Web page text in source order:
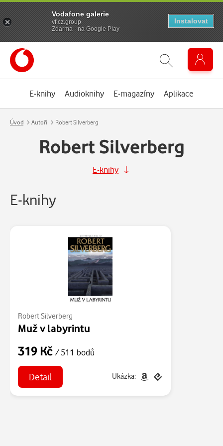
E-knihy Audioknihy E-magazíny Aplikace
Úvod Autoři Robert Silverberg
Robert Silverberg
E-knihy
E-knihy
Robert Silverberg
Muž v labyrintu
319 Kč / 511 bodů
Detail Ukázka:
Vodafone galerie
vf.cz.group
Zdarma - na Google Play
Instalovat